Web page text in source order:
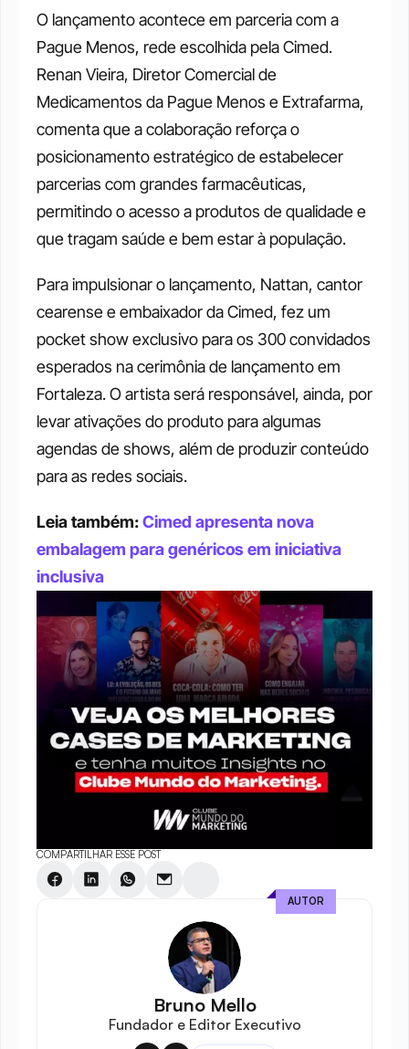
O lançamento acontece em parceria com a
Pague Menos, rede escolhida pela Cimed.
Renan Vieira, Diretor Comercial de
Medicamentos da Pague Menos e Extrafarma,
comenta que a colaboração reforça o
posicionamento estratégico de estabelecer
parcerias com grandes farmacêuticas,
permitindo o acesso a produtos de qualidade e
que tragam saúde e bem estar à população.
Para impulsionar o lançamento, Nattan, cantor
cearense e embaixador da Cimed, fez um
pocket show exclusivo para os 300 convidados
esperados na cerimônia de lançamento em
Fortaleza. O artista será responsável, ainda, por
levar ativações do produto para algumas
agendas de shows, além de produzir conteúdo
para as redes sociais.
Leia também: Cimed apresenta nova
embalagem para genéricos em iniciativa
inclusiva
COMPARTILHAR ESSE POST
Bruno Mello
Fundador e Editor Executivo
AUTOR